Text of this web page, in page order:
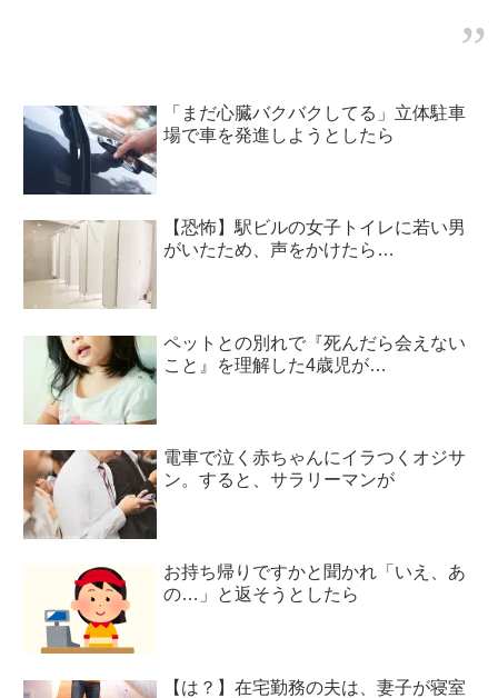
「まだ心臓バクバクしてる」立体駐車
場で車を発進しようとしたら
【恐怖】駅ビルの女子トイレに若い男
がいたため、声をかけたら…
ペットとの別れで『死んだら会えない
こと』を理解した4歳児が…
電車で泣く赤ちゃんにイラつくオジサ
ン。すると、サラリーマンが
お持ち帰りですかと聞かれ「いえ、あ
の…」と返そうとしたら
【は？】在宅勤務の夫は、妻子が寝室